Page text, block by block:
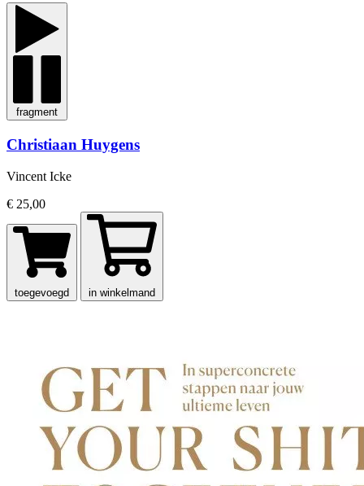
fragment
Christiaan Huygens
Vincent Icke
€ 25,00
toegevoegd in winkelmand